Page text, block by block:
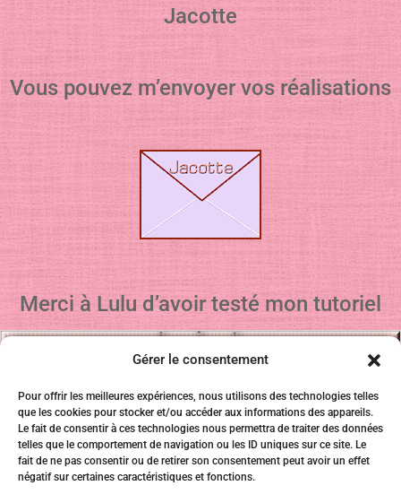
Gérer le consentement
Pour offrir les meilleures expériences, nous utilisons des technologies telles
que les cookies pour stocker et/ou accéder aux informations des appareils.
Le fait de consentir à ces technologies nous permettra de traiter des données
telles que le comportement de navigation ou les ID uniques sur ce site. Le
fait de ne pas consentir ou de retirer son consentement peut avoir un effet
négatif sur certaines caractéristiques et fonctions.
Jacotte
Vous pouvez m’envoyer vos réalisations
Merci à Lulu d’avoir testé mon tutoriel